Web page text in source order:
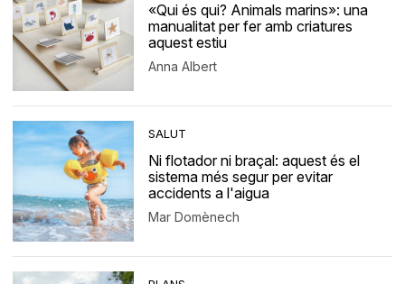
«Qui és qui? Animals marins»: una
manualitat per fer amb criatures
aquest estiu
Anna Albert
SALUT
Ni flotador ni braçal: aquest és el
sistema més segur per evitar
accidents a l'aigua
Mar Domènech